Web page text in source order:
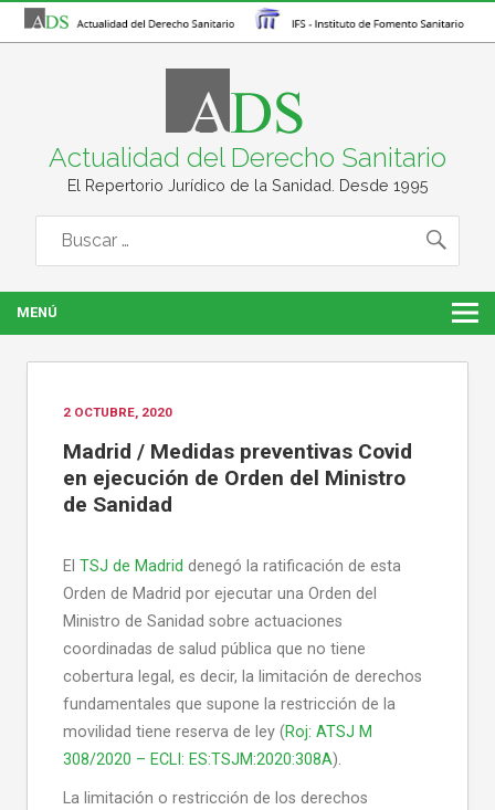
Actualidad del Derecho Sanitario
El Repertorio Jurídico de la Sanidad. Desde 1995
MENÚ
2 OCTUBRE, 2020
Madrid / Medidas preventivas Covid
en ejecución de Orden del Ministro
de Sanidad
El TSJ de Madrid denegó la ratificación de esta
Orden de Madrid por ejecutar una Orden del
Ministro de Sanidad sobre actuaciones
coordinadas de salud pública que no tiene
cobertura legal, es decir, la limitación de derechos
fundamentales que supone la restricción de la
movilidad tiene reserva de ley (Roj: ATSJ M
308/2020 – ECLI: ES:TSJM:2020:308A).
La limitación o restricción de los derechos